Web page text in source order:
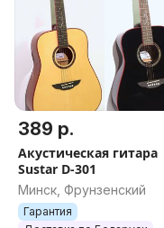
389 р.
Акустическая гитара
Sustar D-301
Минск, Фрунзенский
Гарантия